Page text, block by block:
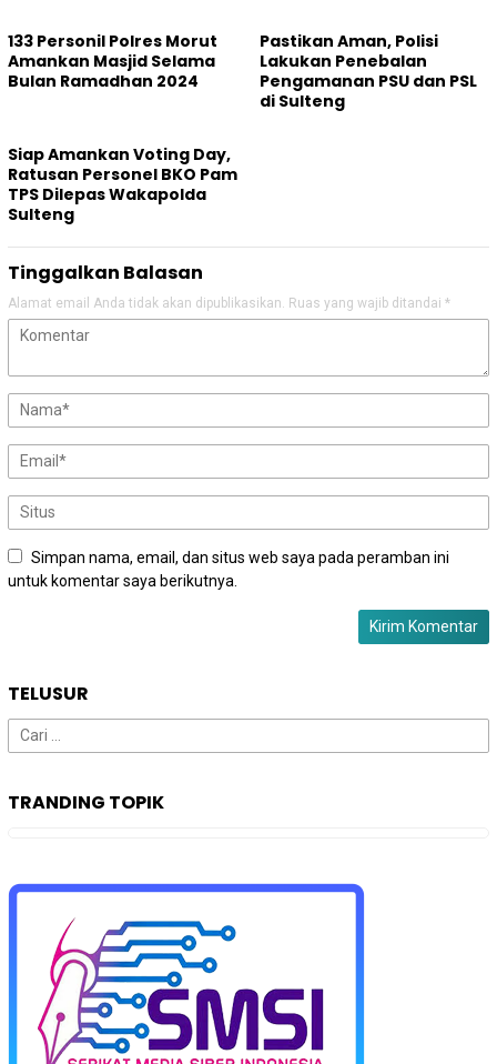
133 Personil Polres Morut
Amankan Masjid Selama
Bulan Ramadhan 2024
Pastikan Aman, Polisi
Lakukan Penebalan
Pengamanan PSU dan PSL
di Sulteng
Siap Amankan Voting Day,
Ratusan Personel BKO Pam
TPS Dilepas Wakapolda
Sulteng
Tinggalkan Balasan
Alamat email Anda tidak akan dipublikasikan. Ruas yang wajib ditandai *
Simpan nama, email, dan situs web saya pada peramban ini
untuk komentar saya berikutnya.
TELUSUR
Cari
untuk:
TRANDING TOPIK